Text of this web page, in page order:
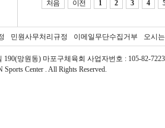
처음 이전 1 2 3 4 5
민원사무처리규정 이메일무단수집거부 오시
망원동) 마포구체육회 사업자번호 : 105-82-
Center . All Rights Reserved.